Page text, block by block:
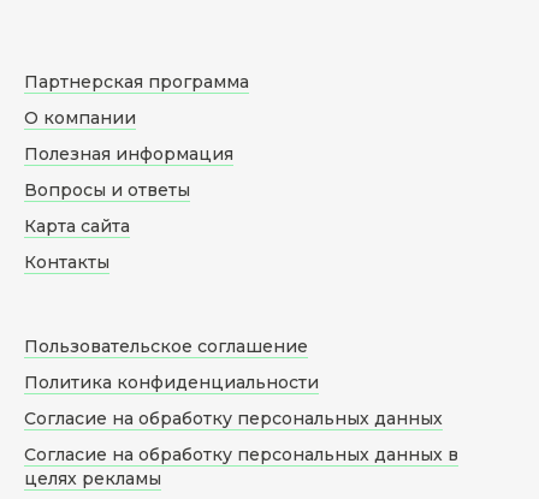
Партнерская программа
О компании
Полезная информация
Вопросы и ответы
Карта сайта
Контакты
Пользовательское соглашение
Политика конфиденциальности
Согласие на обработку персональных данных
Согласие на обработку персональных данных в
целях рекламы